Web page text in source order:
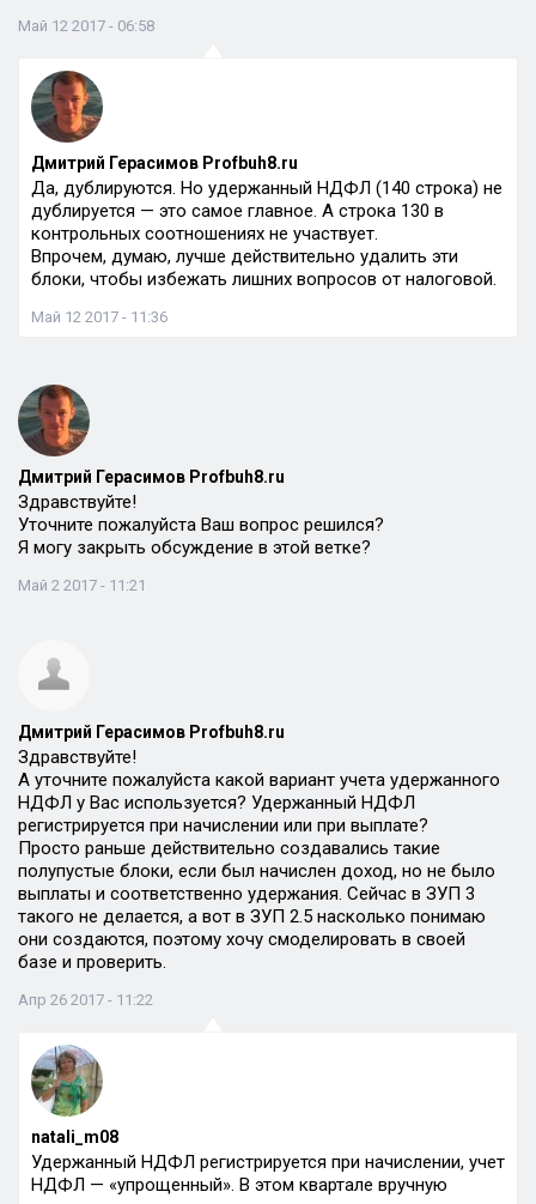
Май 12 2017 - 06:58
Дмитрий Герасимов Profbuh8.ru
Да, дублируются. Но удержанный НДФЛ (140 строка) не
дублируется — это самое главное. А строка 130 в
контрольных соотношениях не участвует.
Впрочем, думаю, лучше действительно удалить эти
блоки, чтобы избежать лишних вопросов от налоговой.
Май 12 2017 - 11:36
Дмитрий Герасимов Profbuh8.ru
Здравствуйте!
Уточните пожалуйста Ваш вопрос решился?
Я могу закрыть обсуждение в этой ветке?
Май 2 2017 - 11:21
Дмитрий Герасимов Profbuh8.ru
Здравствуйте!
А уточните пожалуйста какой вариант учета удержанного
НДФЛ у Вас используется? Удержанный НДФЛ
регистрируется при начислении или при выплате?
Просто раньше действительно создавались такие
полупустые блоки, если был начислен доход, но не было
выплаты и соответственно удержания. Сейчас в ЗУП 3
такого не делается, а вот в ЗУП 2.5 насколько понимаю
они создаются, поэтому хочу смоделировать в своей
базе и проверить.
Апр 26 2017 - 11:22
natali_m08
Удержанный НДФЛ регистрируется при начислении, учет
НДФЛ — «упрощенный». В этом квартале вручную